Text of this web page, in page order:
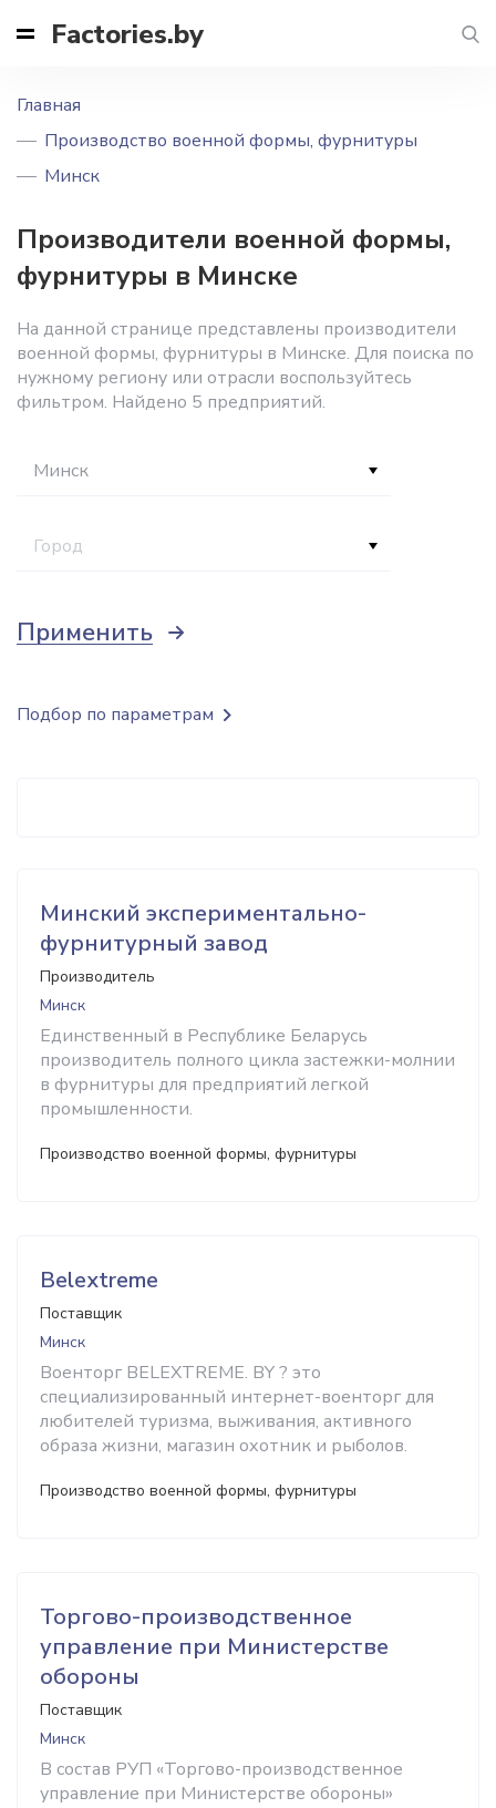
Factories.by
Главная
Производство военной формы, фурнитуры
Минск
Производители военной формы,
фурнитуры в Минске
На данной странице представлены производители
военной формы, фурнитуры в Минске. Для поиска по
нужному региону или отрасли воспользуйтесь
фильтром. Найдено 5 предприятий.
Минск
Город
Применить
Минский экспериментально-
фурнитурный завод
Производитель
Минск
Единственный в Республике Беларусь
производитель полного цикла застежки-молнии
в фурнитуры для предприятий легкой
промышленности.
Производство военной формы, фурнитуры
Belextreme
Поставщик
Минск
Военторг BELEXTREME. BY ? это
специализированный интернет-военторг для
любителей туризма, выживания, активного
образа жизни, магазин охотник и рыболов.
Производство военной формы, фурнитуры
Торгово-производственное
управление при Министерстве
обороны
Поставщик
Минск
В состав РУП «Торгово-производственное
управление при Министерстве обороны»
Подбор по параметрам